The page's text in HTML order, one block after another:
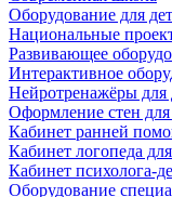
Оборудование для
Национальные
Развивающее
Интерактивное
Нейротренажёры для
Оформление стен для
Кабинет ранней
Кабинет логопеда
Кабинет психолога-
Оборудование